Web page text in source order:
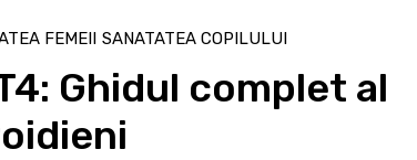
FEMEII SANATATEA COPILULUI
Ghidul complet al